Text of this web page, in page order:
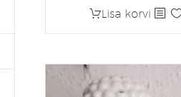
Lisa korvi